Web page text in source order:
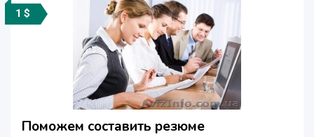
1 $
Поможем составить резюме